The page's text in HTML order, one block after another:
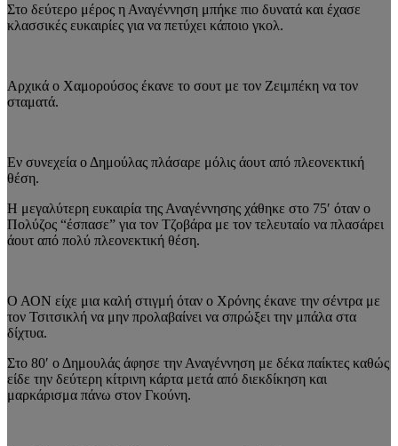
Στο δεύτερο μέρος η Αναγέννηση μπήκε πιο δυνατά και έχασε
κλασσικές ευκαιρίες για να πετύχει κάποιο γκολ.
Αρχικά ο Χαμορούσος έκανε το σουτ με τον Ζειμπέκη να τον
σταματά.
Εν συνεχεία ο Δημούλας πλάσαρε μόλις άουτ από πλεονεκτική
θέση.
Η μεγαλύτερη ευκαιρία της Αναγέννησης χάθηκε στο 75′ όταν ο
Πολύζος “έσπασε” για τον Τζοβάρα με τον τελευταίο να πλασάρει
άουτ από πολύ πλεονεκτική θέση.
Ο ΑΟΝ είχε μια καλή στιγμή όταν ο Χρόνης έκανε την σέντρα με
τον Τσιτσικλή να μην προλαβαίνει να σπρώξει την μπάλα στα
δίχτυα.
Στο 80′ ο Δημουλάς άφησε την Αναγέννηση με δέκα παίκτες καθώς
είδε την δεύτερη κίτρινη κάρτα μετά από διεκδίκηση και
μαρκάρισμα πάνω στον Γκούνη.